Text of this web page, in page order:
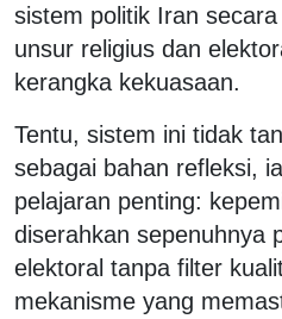
sistem politik Iran
unsur religius dan
kerangka kekuasaan.
Tentu, sistem ini tidak
sebagai bahan refleksi,
pelajaran penting:
diserahkan sepenuhnya
elektoral tanpa filter
mekanisme yang